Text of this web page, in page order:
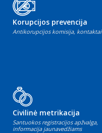
Korupcijos prevencija
Antikorupcijos komisija, kontaktai
Civilinė metrikacija
Santuokos registracijos apžvalga,
informacija jaunavedžiams